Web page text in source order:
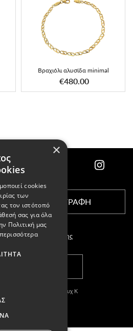
Βραχιόλι αλυσίδα minimal
€480.00
ΕΓΓΡΑΦΗ
τους όρους χρήσης
2026 Κασπαριάν Σεμπουχ Κ
×
cookies
των
τον ιστότοπό
σας για όλα
Πολιτική μας